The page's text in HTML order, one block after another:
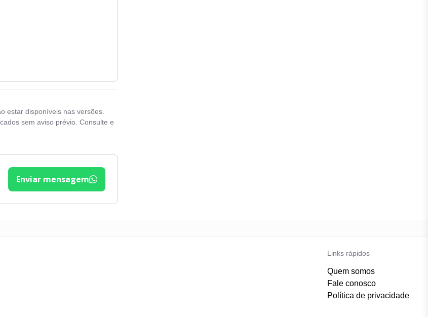
estar disponíveis nas versões.
sem aviso prévio. Consulte e
Enviar mensagem
Links rápidos
Quem somos
Fale conosco
Política de privacidade